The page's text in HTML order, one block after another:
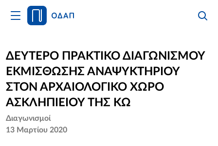
Άνοιγμα
Κυρίως
Αρχική
Οργανισμός
Υπηρεσίες
Νέα
ΔΕΥΤΕΡΟ ΠΡΑΚΤΙΚΟ ΔΙΑΓΩΝΙΣΜΟΥ
ΕΚΜΙΣΘΩΣΗΣ ΑΝΑΨΥΚΤΗΡΙΟΥ
ΣΤΟΝ ΑΡΧΑΙΟΛΟΓΙΚΟ ΧΩΡΟ
ΑΣΚΛΗΠΙΕΙΟΥ ΤΗΣ ΚΩ
Διαγωνισμοί
13 Μαρτίου 2020